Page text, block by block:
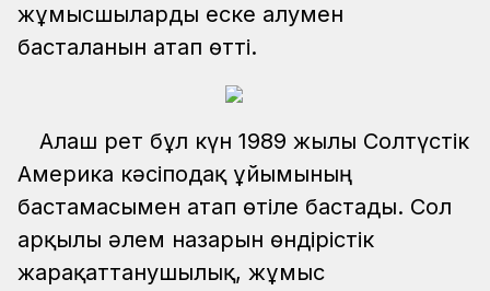
жұмысшыларды еске алумен
басталғанын атап өтті.
Алғаш рет бұл күн 1989 жылы Солтүстік
Америка кәсіподақ ұйымының
бастамасымен атап өтіле бастады. Сол
арқылы әлем назарын өндірістік
жарақаттанушылық, жұмыс